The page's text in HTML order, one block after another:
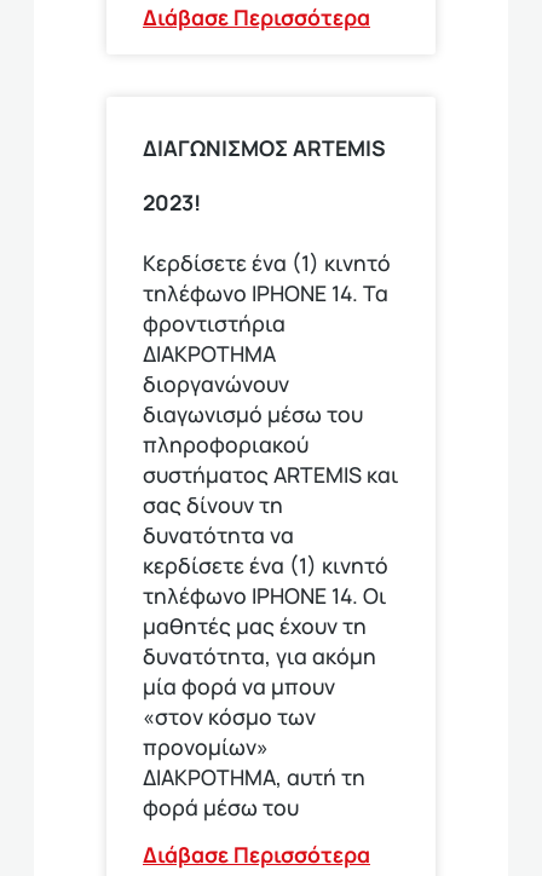
Διάβασε Περισσότερα
ΔΙΑΓΩΝΙΣΜΟΣ ARTEMIS
2023!
Κερδίσετε ένα (1) κινητό
τηλέφωνο ΙΡΗΟΝΕ 14. Τα
φροντιστήρια
ΔΙΑΚΡΟΤΗΜΑ
διοργανώνουν
διαγωνισμό μέσω του
πληροφοριακού
συστήματος ARTEMIS και
σας δίνουν τη
δυνατότητα να
κερδίσετε ένα (1) κινητό
τηλέφωνο ΙΡΗΟΝΕ 14. Οι
μαθητές μας έχουν τη
δυνατότητα, για ακόμη
μία φορά να μπουν
«στον κόσμο των
προνομίων»
ΔΙΑΚΡΟΤΗΜΑ, αυτή τη
φορά μέσω του
Διάβασε Περισσότερα